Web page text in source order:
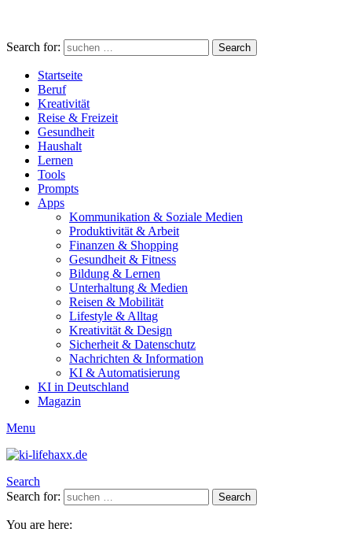
Search for: Search
Startseite
Beruf
Kreativität
Reise & Freizeit
Gesundheit
Haushalt
Lernen
Tools
Prompts
Apps
Kommunikation & Soziale Medien
Produktivität & Arbeit
Finanzen & Shopping
Gesundheit & Fitness
Bildung & Lernen
Unterhaltung & Medien
Reisen & Mobilität
Lifestyle & Alltag
Kreativität & Design
Sicherheit & Datenschutz
Nachrichten & Information
KI & Automatisierung
KI in Deutschland
Magazin
Menu
Search
Search for:
Search
You are here: